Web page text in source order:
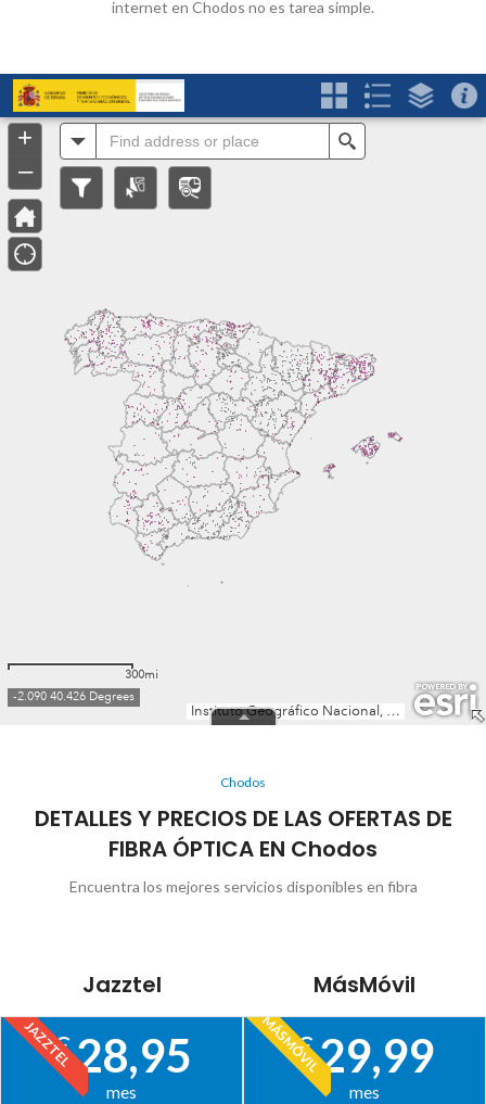
internet en Chodos no es tarea simple.
Chodos
DETALLES Y PRECIOS DE LAS OFERTAS DE
FIBRA ÓPTICA EN Chodos
Encuentra los mejores servicios disponibles en fibra
Jazztel
JAZZTEL
€28,95
mes
MásMóvil
MÁSMÓVIL
€29,99
mes